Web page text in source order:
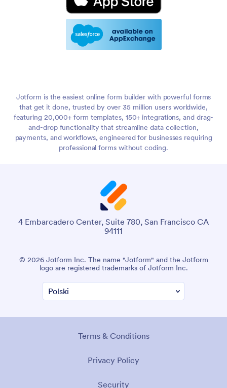
Jotform is the easiest online form builder with powerful forms
that get it done, trusted by over 35 million users worldwide,
featuring 20,000+ form templates, 150+ integrations, and drag-
and-drop functionality that streamline data collection,
payments, and workflows, engineered for businesses requiring
professional forms without coding.
4 Embarcadero Center, Suite 780, San Francisco CA
94111
© 2026 Jotform Inc. The name "Jotform" and the Jotform
logo are registered trademarks of Jotform Inc.
Terms & Conditions
Privacy Policy
Security